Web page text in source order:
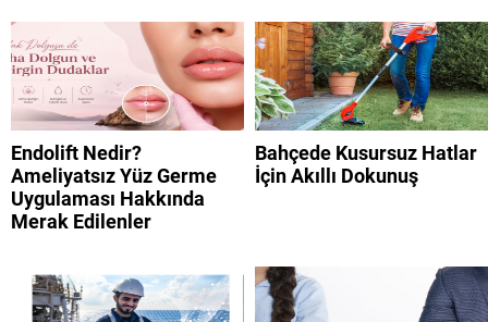
Endolift Nedir?
Ameliyatsız Yüz Germe
Uygulaması Hakkında
Merak Edilenler
Bahçede Kusursuz Hatlar
İçin Akıllı Dokunuş